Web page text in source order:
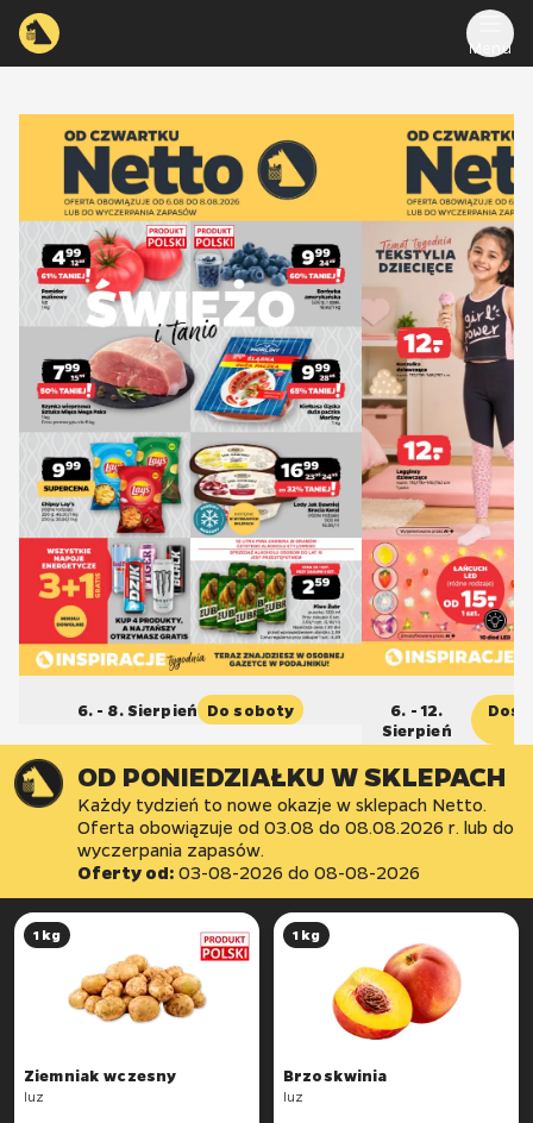
Menu
accessibilityTranslations.sliderTitle
6. - 8. Sierpień Do soboty
6. - 12.
Sierpień
OD PONIEDZIAŁKU W SKLEPACH
Każdy tydzień to nowe okazje w sklepach Netto.
Oferta obowiązuje od 03.08 do 08.08.2026 r. lub do
wyczerpania zapasów.
Oferty od: 03-08-2026 do 08-08-2026
1 kg
luz
1 kg
Brzoskwinia
luz